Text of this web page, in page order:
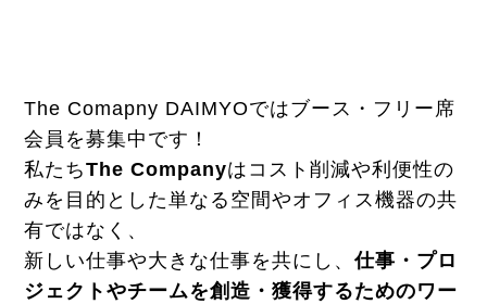
The Comapny DAIMYOではブース・フリー席
会員を募集中です！
私たちThe Companyはコスト削減や利便性の
みを目的とした単なる空間やオフィス機器の共
有ではなく、
新しい仕事や大きな仕事を共にし、仕事・プロ
ジェクトやチームを創造・獲得するためのワー